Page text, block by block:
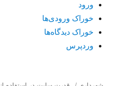
ورود
خوراک ورودی‌ها
خوراک دیدگاه‌ها
وردپرس